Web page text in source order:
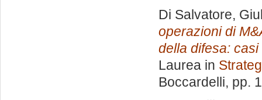
Di Salvatore,
operazioni di
della difesa:
Laurea in
Boccardelli, pp.